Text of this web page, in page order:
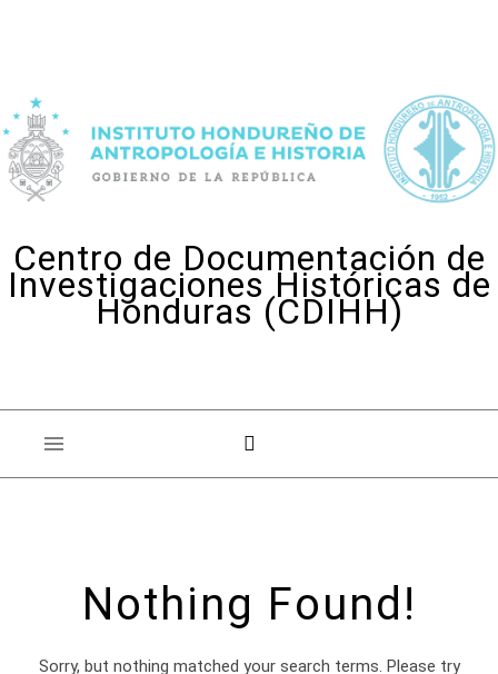
Centro de Documentación de
Investigaciones Históricas de
Honduras (CDIHH)
Nothing Found!
Sorry, but nothing matched your search terms. Please try